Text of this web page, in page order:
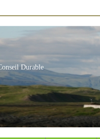
Durable